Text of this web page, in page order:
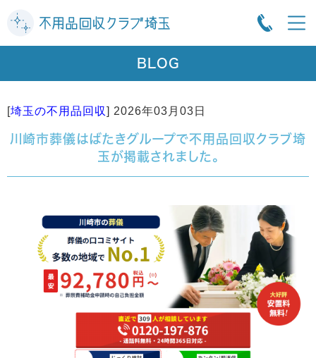
BLOG
[埼玉の不用品回収] 2026年03月03日
川崎市葬儀はばたきグループで不用品回収クラブ埼
玉が掲載されました。